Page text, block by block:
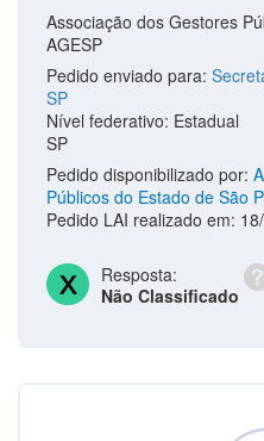
Associação dos Gestores
AGESP
Pedido enviado para:
SP
Nível federativo: Estadual
SP
Pedido disponibilizado por:
Públicos do Estado de São
Pedido LAI realizado em:
Resposta:
Não Classificado